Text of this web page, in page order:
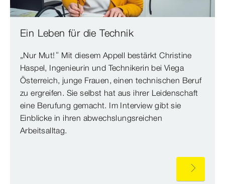
Ein Leben für die Technik
„Nur Mut!“ Mit diesem Appell bestärkt Christine
Haspel, Ingenieurin und Technikerin bei Viega
Österreich, junge Frauen, einen technischen Beruf
zu ergreifen. Sie selbst hat aus ihrer Leidenschaft
eine Berufung gemacht. Im Interview gibt sie
Einblicke in ihren abwechslungsreichen
Arbeitsalltag.